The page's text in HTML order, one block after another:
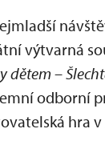
výtvarná
–
odborní
hra